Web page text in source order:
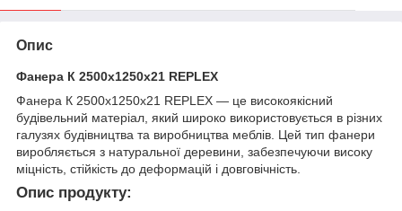
Опис
Фанера К 2500x1250x21 REPLEX
Фанера К 2500x1250x21 REPLEX — це високоякісний
будівельний матеріал, який широко використовується в різних
галузях будівництва та виробництва меблів. Цей тип фанери
виробляється з натуральної деревини, забезпечуючи високу
міцність, стійкість до деформацій і довговічність.
Опис продукту: